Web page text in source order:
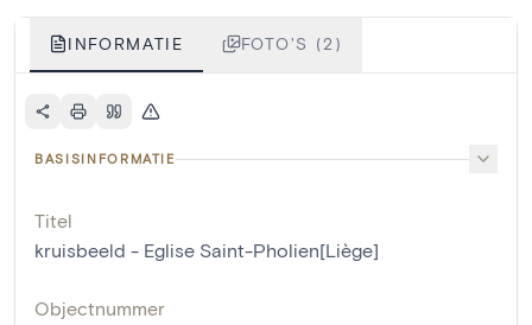
INFORMATIE FOTO'S (2)
BASISINFORMATIE
Titel
kruisbeeld - Eglise Saint-Pholien[Liège]
Objectnummer